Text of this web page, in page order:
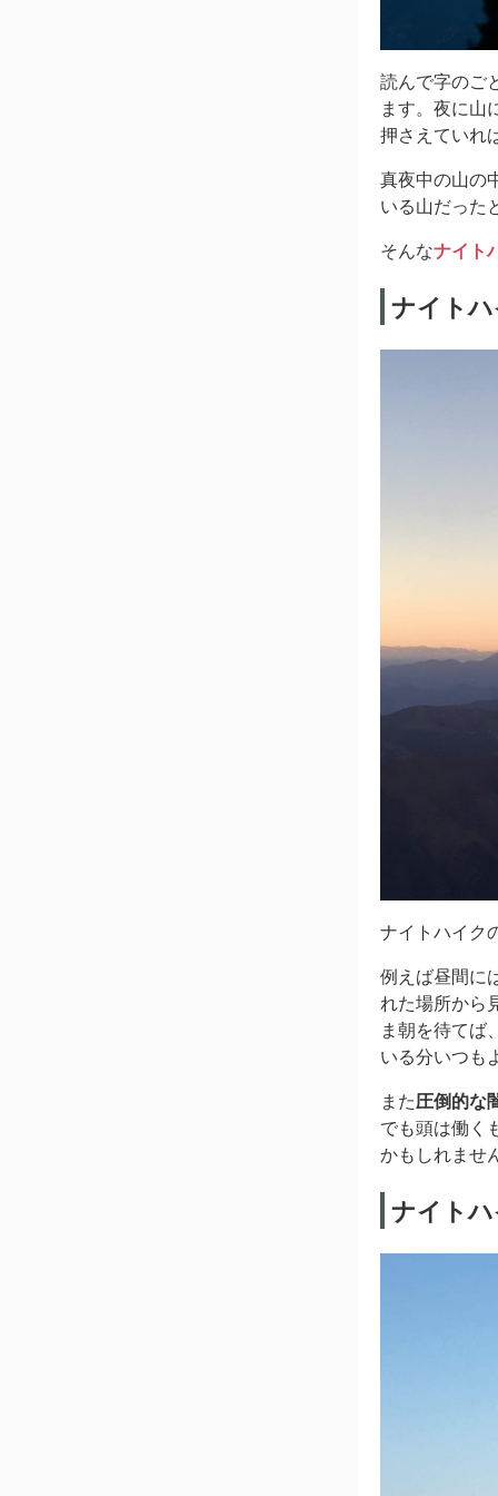
読んで字のご
ます。夜に山
押さえていれ
真夜中の山の
いる山だった
そんなナイト
ナイト
ナイトハイク
例えば昼間に
れた場所から
ま朝を待てば
いる分いつも
また圧倒的な
でも頭は働く
かもしれませ
ナイト